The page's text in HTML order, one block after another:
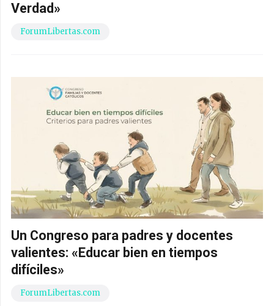
Verdad»
ForumLibertas.com
Un Congreso para padres y docentes
valientes: «Educar bien en tiempos
difíciles»
ForumLibertas.com